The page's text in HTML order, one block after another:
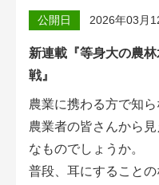
イベン
公開日 2026年03月
新連載『等身大の農
戦』
農業に携わる方で知
農業者の皆さんから
なものでしょうか。
普段、耳にすること